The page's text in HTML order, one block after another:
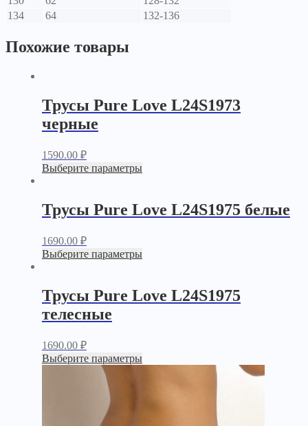
134
64 132-136
Похожие товары
Трусы Pure Love L24S1973
черные
1590.00 ₽
Выберите параметры
Трусы Pure Love L24S1975 белые
1690.00 ₽
Выберите параметры
Трусы Pure Love L24S1975
телесные
1690.00 ₽
Выберите параметры